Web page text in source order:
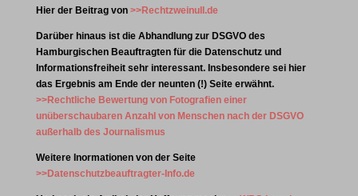
Hier der Beitrag von >>Rechtzweinull.de
Darüber hinaus ist die Abhandlung zur DSGVO des
Hamburgischen Beauftragten für die Datenschutz und
Informationsfreiheit sehr interessant. Insbesondere sei hier
das Ergebnis am Ende der neunten (!) Seite erwähnt.
>>Rechtliche Bewertung von Fotografien einer
unüberschaubaren Anzahl von Menschen nach der DSGVO
außerhalb des Journalismus
Weitere Inormationen von der Seite
>>Datenschutzbeauftragter-Info.de